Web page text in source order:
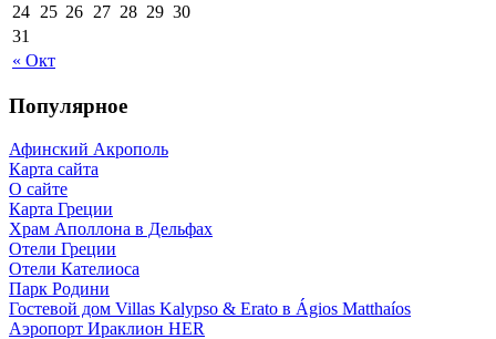
« Окт
24 25 26 27 28 29 30
31
Популярное
Афинский Акрополь
Карта сайта
О сайте
Карта Греции
Храм Аполлона в Дельфах
Отели Греции
Отели Кателиоса
Парк Родини
Гостевой дом Villas Kalypso & Erato в Ágios Matthaíos
Аэропорт Ираклион HER